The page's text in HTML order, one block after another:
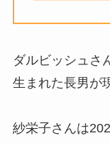
ダルビッシュさ
生まれた長男が
紗栄子さんは